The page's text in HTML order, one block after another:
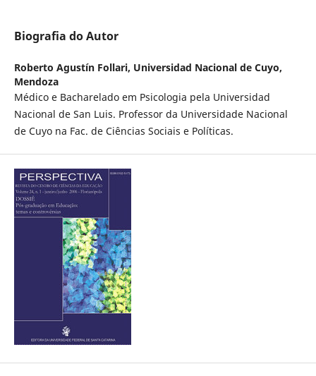
Biografia do Autor
Roberto Agustín Follari, Universidad Nacional de Cuyo,
Mendoza
Médico e Bacharelado em Psicologia pela Universidad
Nacional de San Luis. Professor da Universidade Nacional
de Cuyo na Fac. de Ciências Sociais e Políticas.